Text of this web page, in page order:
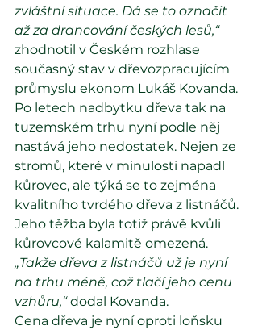
zvláštní situace. Dá se to označit
až za drancování českých lesů,“
zhodnotil v Českém rozhlase
současný stav v dřevozpracujícím
průmyslu ekonom Lukáš Kovanda.
Po letech nadbytku dřeva tak na
tuzemském trhu nyní podle něj
nastává jeho nedostatek. Nejen ze
stromů, které v minulosti napadl
kůrovec, ale týká se to zejména
kvalitního tvrdého dřeva z listnáčů.
Jeho těžba byla totiž právě kvůli
kůrovcové kalamitě omezená.
„Takže dřeva z listnáčů už je nyní
na trhu méně, což tlačí jeho cenu
vzhůru,“ dodal Kovanda.
Cena dřeva je nyní oproti loňsku